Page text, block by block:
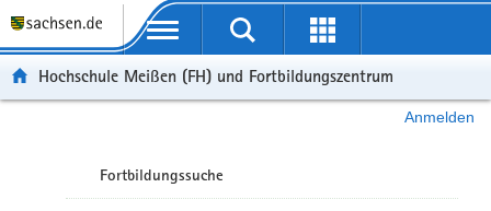
Portalübergreifende Navigation
Hochschule Meißen (FH) und Fortbildungszentrum
Anmelden
Fortbildungssuche